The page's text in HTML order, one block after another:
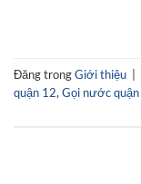
Đăng trongGiới thiệu
quận 12, Gọi nước